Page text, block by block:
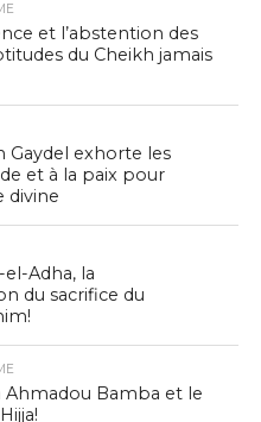
et l’abstention des
du Cheikh jamais
Gaydel exhorte les
et à la paix pour
divine
el-Adha, la
du sacrifice du
Ahmadou Bamba et le